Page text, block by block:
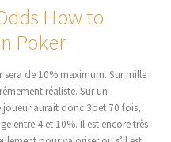
How to
Poker
sera de 10% maximum. Sur mille
réaliste. Sur un
joueur aurait donc 3bet 70 fois,
entre 4 et 10%. Il est encore très